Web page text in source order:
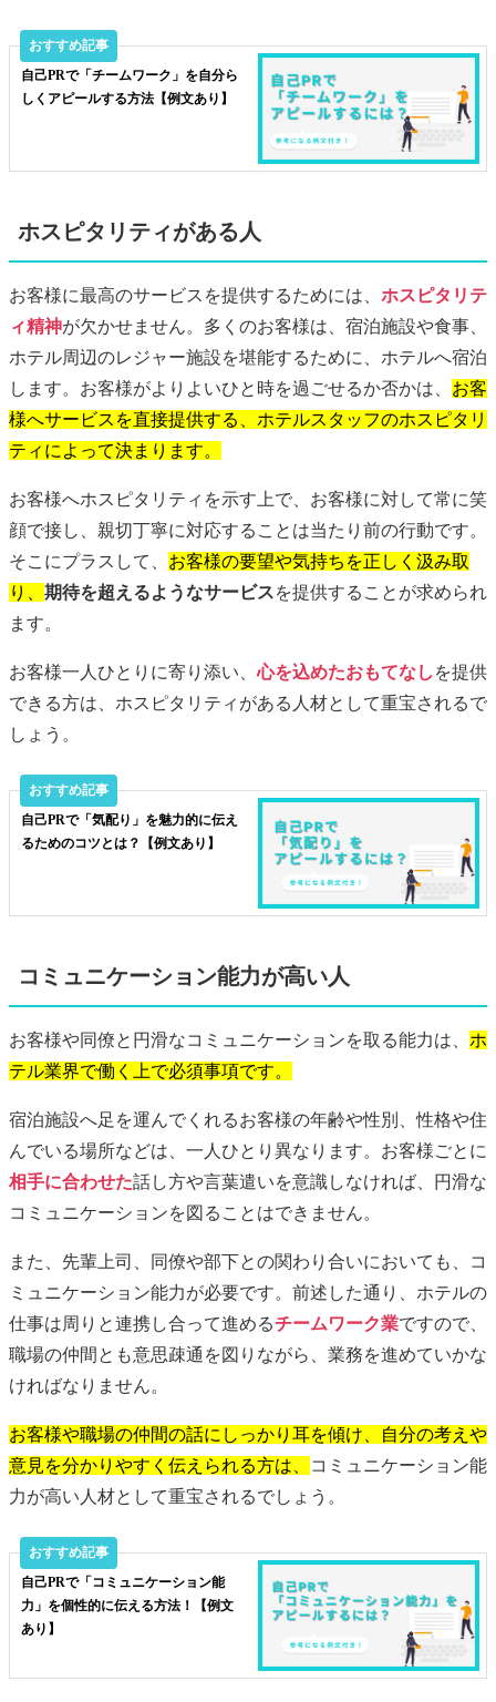
自己PRで「チームワーク」を自分ら
しくアピールする方法【例文あり】
ホスピタリティがある人
お客様に最高のサービスを提供するためには、 ホスピタリテ
ィ精神が欠かせません。多くのお客様は、宿泊施設や食事、
ホテル周辺のレジャー施設を堪能するために、ホテルへ宿泊
します。お客様がよりよいひと時を過ごせるか否かは、 お客
様へサービスを直接提供する、ホテルスタッフのホスピタリ
ティによって決まります。
お客様へホスピタリティを示す上で、お客様に対して常に笑
顔で接し、親切丁寧に対応することは当たり前の行動です。
そこにプラスして、 お客様の要望や気持ちを正しく汲み取
り、 期待を超えるようなサービスを提供することが求められ
ます。
お客様一人ひとりに寄り添い、心を込めたおもてなし を提供
できる方は、ホスピタリティがある人材として重宝されるで
しょう。
自己PRで「気配り」を魅力的に伝え
るためのコツとは？【例文あり】
コミュニケーション能力が高い人
お客様や同僚と円滑なコミュニケーションを取る能力は、 ホ
テル業界で働く上で必須事項です。
宿泊施設へ足を運んでくれるお客様の年齢や性別、性格や住
んでいる場所などは、一人ひとり異なります。お客様ごとに
相手に合わせた話し方や言葉遣いを意識しなければ、円滑な
コミュニケーションを図ることはできません。
また、先輩上司、同僚や部下との関わり合いにおいても、コ
ミュニケーション能力が必要です。前述した通り、ホテルの
仕事は周りと連携し合って進めるチームワーク業ですので、
職場の仲間とも意思疎通を図りながら、業務を進めていかな
ければなりません。
お客様や職場の仲間の話にしっかり耳を傾け、自分の考えや
意見を分かりやすく伝えられる方は、
コミュニケーション能
力が高い人材として重宝されるでしょう。
自己PRで「コミュニケーション能
力」を個性的に伝える方法！【例文
あり】